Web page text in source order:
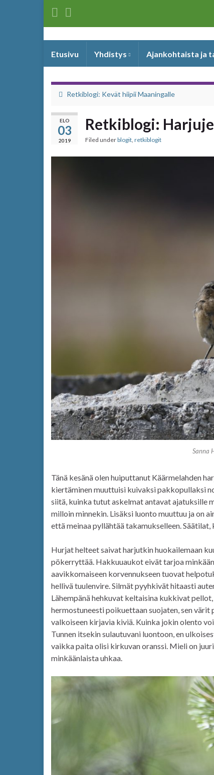
Etusivu Yhdistys Ajankohtaista ja
Retkiblogi: Kevät hiipii Maaningalle
ELO
03
2019
Retkiblogi:
Filed underblogit, retkiblogit
Sanna
Tänä kesänä olen huiputtanut Käärmelahden
kiertäminen muuttuisi kuivaksi pakkopullaksi
siitä, kuinka tutut askelmat antavat ajatuksille
milloin minnekin. Lisäksi luonto muuttuu ja on
että meinaa pyllähtää takamukselleen.
Hurjat helteet saivat harjutkin huokailemaan
pökerryttää. Hakkuuaukot eivät tarjoa
aavikkomaiseen korvennukseen tuovat
hellivä tuulenvire. Silmät pyyhkivät hitaasti
Lähempänä hehkuvat keltaisina kukkivat
hermostuneesti poikuettaan suojaten, sen värit
valkoiseen kirjavia kiviä. Kuinka jokin olento
Tunnen itsekin sulautuvani luontoon, en
vaikka paita olisi kirkuvan oranssi. Mieli on
minkäänlaista uhkaa.